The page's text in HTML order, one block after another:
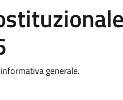
generale.